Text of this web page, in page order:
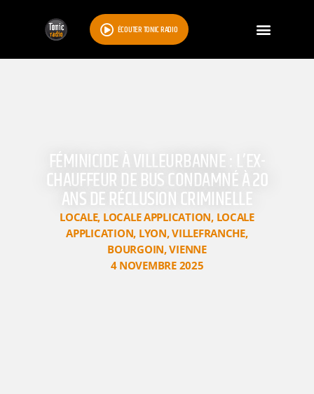
ÉCOUTER TONIC RADIO
FÉMINICIDE À VILLEURBANNE : L’EX-
CHAUFFEUR DE BUS CONDAMNÉ À 20
ANS DE RÉCLUSION CRIMINELLE
LOCALE, LOCALE APPLICATION, LOCALE
APPLICATION, LYON,VILLEFRANCHE,
BOURGOIN,VIENNE
4 NOVEMBRE 2025